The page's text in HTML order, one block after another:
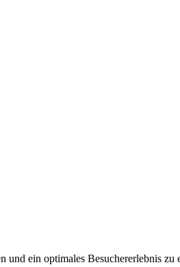
und ein optimales Besuchererlebnis